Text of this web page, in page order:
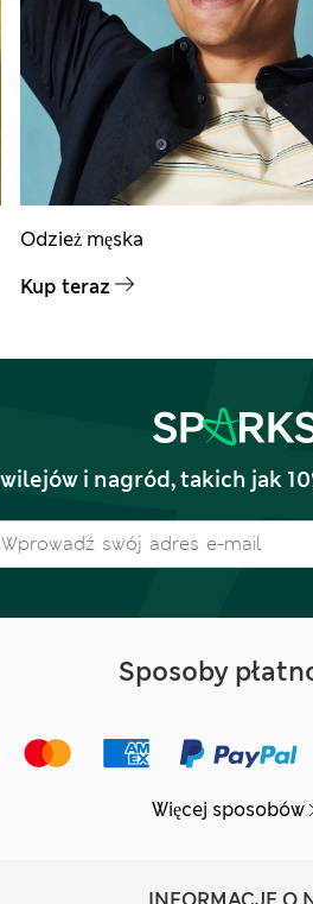
Odzież męska
Kup teraz
i nagród, takich jak
Sposoby
Więcej sposobów